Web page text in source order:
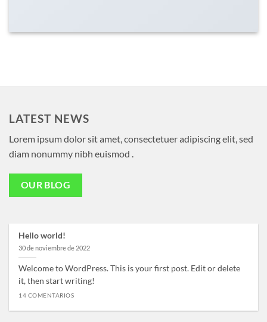
LATEST NEWS
Lorem ipsum dolor sit amet, consectetuer adipiscing elit, sed
diam nonummy nibh euismod .
OUR BLOG
Hello world!
30 de noviembre de 2022
Welcome to WordPress. This is your first post. Edit or delete
it, then start writing!
14 COMENTARIOS